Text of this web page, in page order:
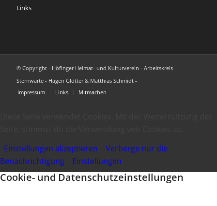
Links
© Copyright - Höfinger Heimat- und Kulturverein - Arbeitskreis
Sternwarte - Hagen Glötter & Matthias Schmidt -
Impressum
Links Mitmachen
Einstellungen akzeptieren
Verberge nur die
Benachrichtigung
Einstellungen
Cookie- und Datenschutzeinstellungen